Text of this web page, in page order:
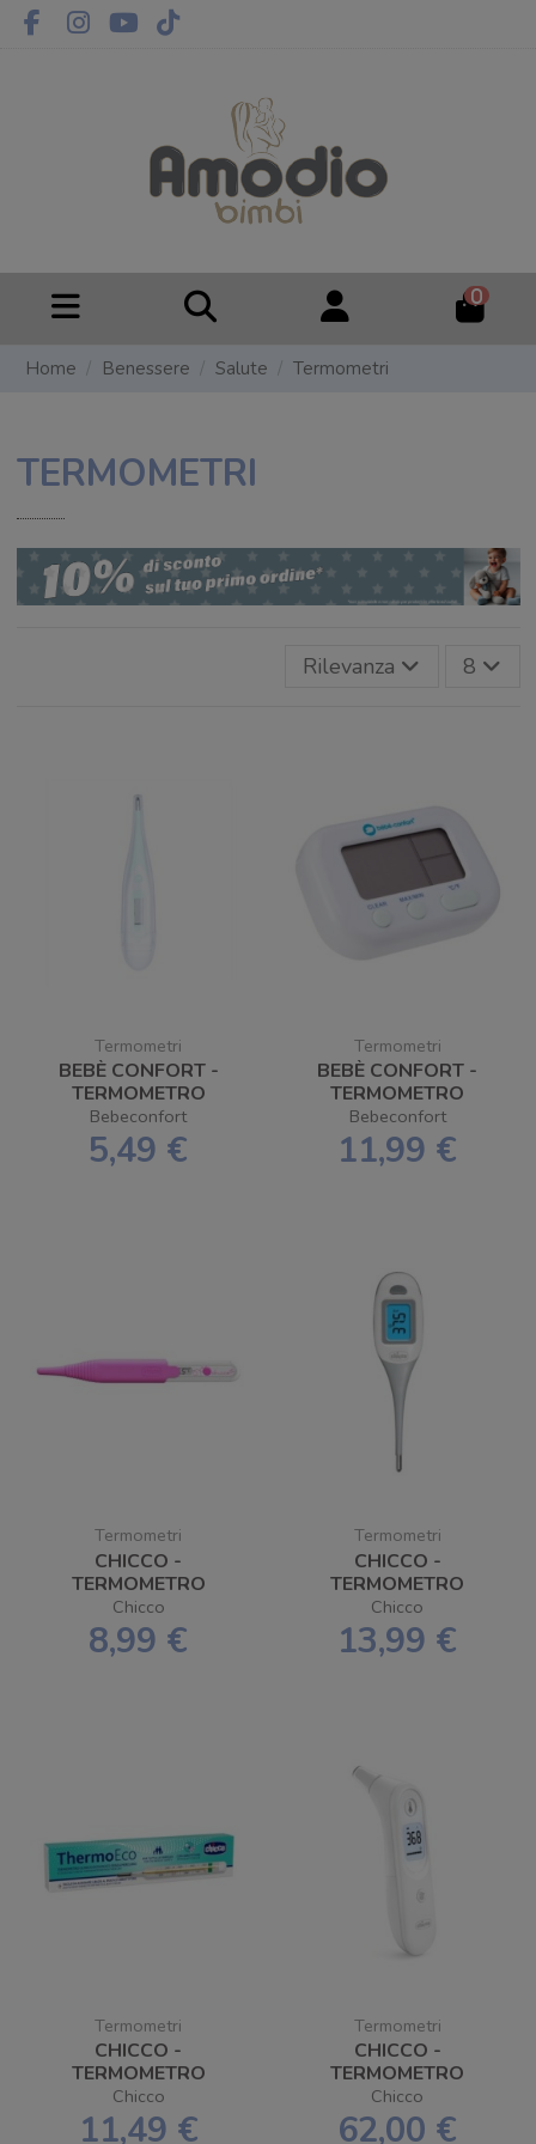
0
Home Benessere Salute Termometri
TERMOMETRI
Rilevanza 8
Termometri
BEBÈ CONFORT -
TERMOMETRO
ULTRA RAPIDO
Bebeconfort
5,49 €
Termometri
BEBÈ CONFORT -
TERMOMETRO
IGROMETRO
DIGITALE
Bebeconfort
11,99 €
Termometri
CHICCO -
TERMOMETRO
DIGITALE DIGIBABY
Chicco
8,99 €
Termometri
CHICCO -
TERMOMETRO
DIGITALE FLEX
NIGHT
Chicco
13,99 €
Termometri
CHICCO -
TERMOMETRO
THERMO ECO IN
VETRO
Chicco
11,49 €
Termometri
CHICCO -
TERMOMETRO
AURICOLARE AD
INFRAROSSI YHT
Chicco
62,00 €